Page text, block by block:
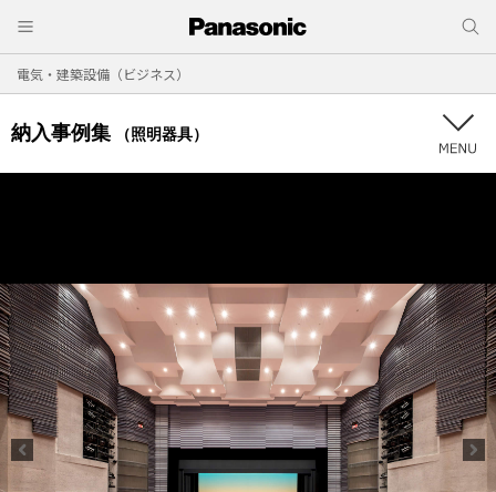
電気・建築設備（ビジネス）
納入事例集 （照明器具）